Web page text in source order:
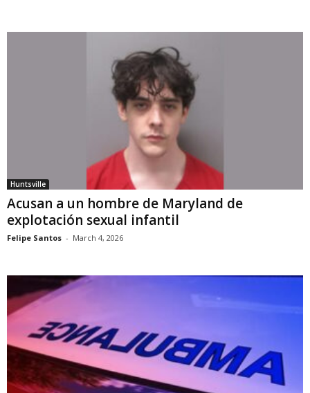
Huntsville
Acusan a un hombre de Maryland de
explotación sexual infantil
Felipe Santos - March 4, 2026